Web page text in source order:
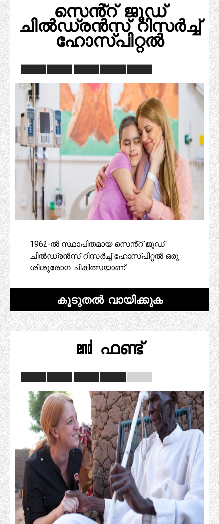
സെൻ്റ് ജൂഡ്
ചിൽഡ്രൻസ് റിസർച്ച്
ഹോസ്പിറ്റൽ
1962-ൽ സ്ഥാപിതമായ സെൻ്റ് ജൂഡ്
ചിൽഡ്രൻസ് റിസർച്ച് ഹോസ്പിറ്റൽ ഒരു
ശിശുരോഗ ചികിത്സയാണ്
കൂടുതൽ വായിക്കുക
end ഫണ്ട്